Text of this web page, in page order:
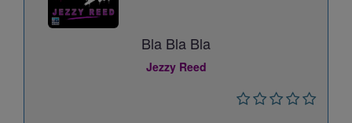
Bla Bla Bla
Jezzy Reed